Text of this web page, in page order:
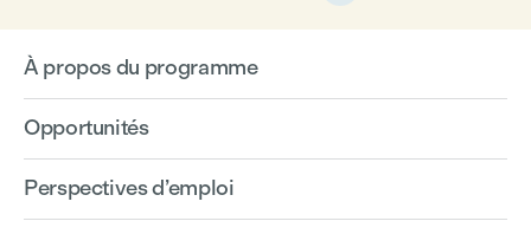
À propos du programme
Opportunités
Perspectives d’emploi